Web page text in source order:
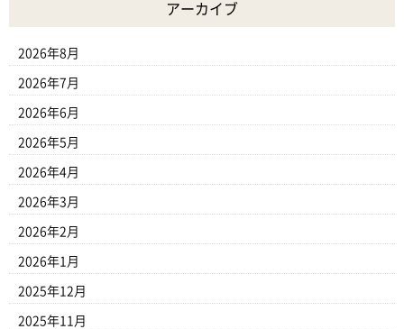
アーカイブ
2026年8月
2026年7月
2026年6月
2026年5月
2026年4月
2026年3月
2026年2月
2026年1月
2025年12月
2025年11月